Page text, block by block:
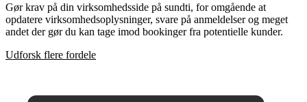
Gør krav på din virksomhedsside på sundti, for omgående at
opdatere virksomhedsoplysninger, svare på anmeldelser og meget
andet der gør du kan tage imod bookinger fra potentielle kunder.
Udforsk flere fordele